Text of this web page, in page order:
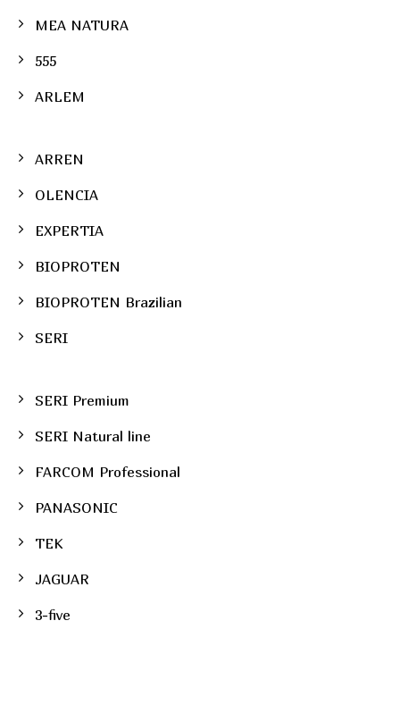
MEA NATURA
555
ARLEM
ARREN
OLENCIA
EXPERTIA
BIOPROTEN
BIOPROTEN Brazilian
SERI
SERI Premium
SERI Natural line
FARCOM Professional
PANASONIC
TEK
JAGUAR
3-five